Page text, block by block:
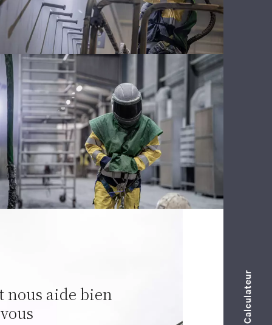
Calculateur
nous aide bien